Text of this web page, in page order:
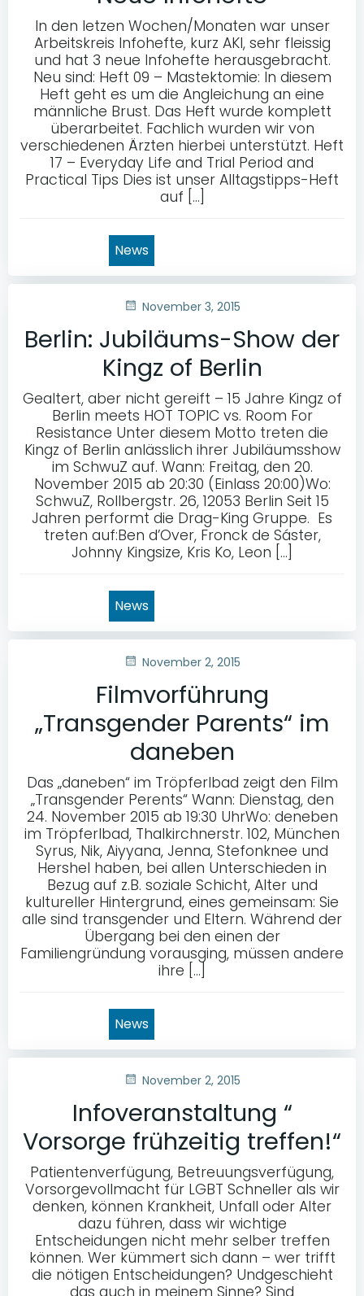
In den letzen Wochen/Monaten war unser
Arbeitskreis Infohefte, kurz AKI, sehr fleissig
und hat 3 neue Infohefte herausgebracht.
Neu sind: Heft 09 – Mastektomie: In diesem
Heft geht es um die Angleichung an eine
männliche Brust. Das Heft wurde komplett
überarbeitet. Fachlich wurden wir von
verschiedenen Ärzten hierbei unterstützt. Heft
17 – Everyday Life and Trial Period and
Practical Tips Dies ist unser Alltagstipps-Heft
auf […]
News
November 3, 2015
Berlin: Jubiläums-Show der
Kingz of Berlin
Gealtert, aber nicht gereift – 15 Jahre Kingz of
Berlin meets HOT TOPIC vs. Room For
Resistance Unter diesem Motto treten die
Kingz of Berlin anlässlich ihrer Jubiläumsshow
im SchwuZ auf. Wann: Freitag, den 20.
November 2015 ab 20:30 (Einlass 20:00)Wo:
SchwuZ, Rollbergstr. 26, 12053 Berlin Seit 15
Jahren performt die Drag-King Gruppe. Es
treten auf:Ben d’Over, Fronck de Sáster,
Johnny Kingsize, Kris Ko, Leon […]
News
November 2, 2015
Filmvorführung
„Transgender Parents“ im
daneben
Das „daneben“ im Tröpferlbad zeigt den Film
„Transgender Perents“ Wann: Dienstag, den
24. November 2015 ab 19:30 UhrWo: deneben
im Tröpferlbad, Thalkirchnerstr. 102, München
Syrus, Nik, Aiyyana, Jenna, Stefonknee und
Hershel haben, bei allen Unterschieden in
Bezug auf z.B. soziale Schicht, Alter und
kultureller Hintergrund, eines gemeinsam: Sie
alle sind transgender und Eltern. Während der
Übergang bei den einen der
Familiengründung vorausging, müssen andere
ihre […]
News
November 2, 2015
Infoveranstaltung “
Vorsorge frühzeitig treffen!“
Patientenverfügung, Betreuungsverfügung,
Vorsorgevollmacht für LGBT Schneller als wir
denken, können Krankheit, Unfall oder Alter
dazu führen, dass wir wichtige
Entscheidungen nicht mehr selber treffen
können. Wer kümmert sich dann – wer trifft
die nötigen Entscheidungen? Undgeschieht
das auch in meinem Sinne? Sind